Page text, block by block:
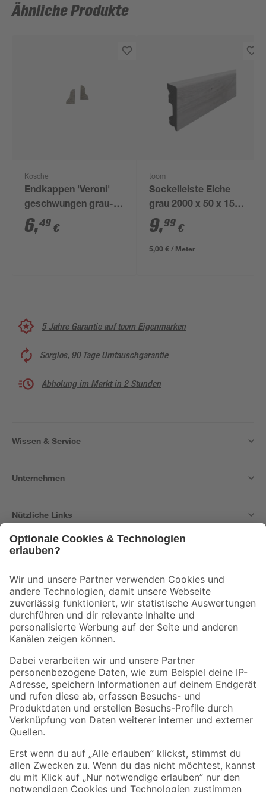
Ähnliche Produkte
Kosche
Endkappen 'Veroni'
geschwungen grau-
braun, 2 Stück
6,49 €
toom
Sockelleiste Eiche
grau 2000 x 50 x 15
mm
9,99 €
5,00 € / Meter
5 Jahre Garantie auf toom Eigenmarken
Sorglos, 90 Tage Umtauschgarantie
Abholung im Markt in 2 Stunden
Wissen & Service
Unternehmen
Nützliche Links
Der toom Newsletter: Keine Angebote und Aktionen mehr verpassen!
Zur Newsletter Anmeldung
Folge uns
Zahlungsarten Versandarten
Sicher einkaufen
Jetzt die toom-App herunterladen